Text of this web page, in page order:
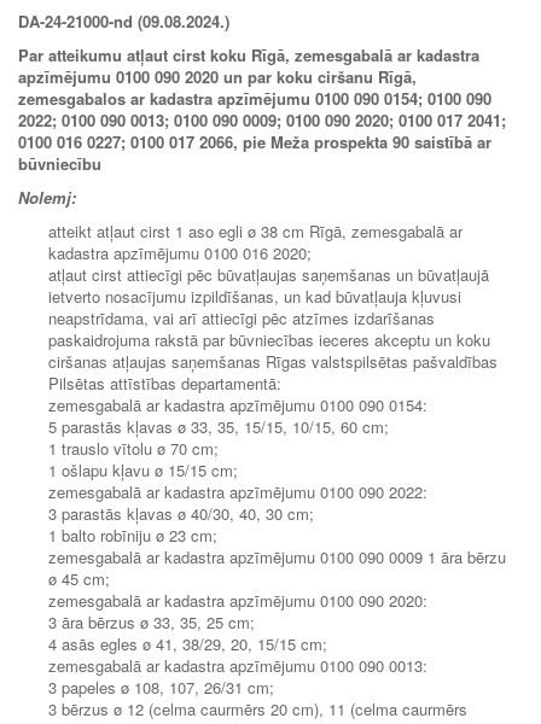
DA-24-21000-nd (09.08.2024.)
Par atteikumu atļaut cirst koku Rīgā, zemesgabalā ar kadastra
apzīmējumu 0100 090 2020 un par koku ciršanu Rīgā,
zemesgabalos ar kadastra apzīmējumu 0100 090 0154; 0100 090
2022; 0100 090 0013; 0100 090 0009; 0100 090 2020; 0100 017 2041;
0100 016 0227; 0100 017 2066, pie Meža prospekta 90 saistībā ar
būvniecību
Nolemj:
atteikt atļaut cirst 1 aso egli ø 38 cm Rīgā, zemesgabalā ar
kadastra apzīmējumu 0100 016 2020;
atļaut cirst attiecīgi pēc būvatļaujas saņemšanas un būvatļaujā
ietverto nosacījumu izpildīšanas, un kad būvatļauja kļuvusi
neapstrīdama, vai arī attiecīgi pēc atzīmes izdarīšanas
paskaidrojuma rakstā par būvniecības ieceres akceptu un koku
ciršanas atļaujas saņemšanas Rīgas valstspilsētas pašvaldības
Pilsētas attīstības departamentā:
zemesgabalā ar kadastra apzīmējumu 0100 090 0154:
5 parastās kļavas ø 33, 35, 15/15, 10/15, 60 cm;
1 trauslo vītolu ø 70 cm;
1 ošlapu kļavu ø 15/15 cm;
zemesgabalā ar kadastra apzīmējumu 0100 090 2022:
3 parastās kļavas ø 40/30, 40, 30 cm;
1 balto robīniju ø 23 cm;
zemesgabalā ar kadastra apzīmējumu 0100 090 0009 1 āra bērzu
ø 45 cm;
zemesgabalā ar kadastra apzīmējumu 0100 090 2020:
3 āra bērzus ø 33, 35, 25 cm;
4 asās egles ø 41, 38/29, 20, 15/15 cm;
zemesgabalā ar kadastra apzīmējumu 0100 090 0013:
3 papeles ø 108, 107, 26/31 cm;
3 bērzus ø 12 (celma caurmērs 20 cm), 11 (celma caurmērs